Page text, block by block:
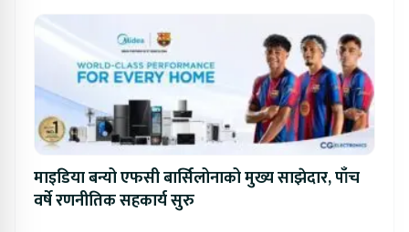
माइडिया बन्यो एफसी बार्सिलोनाको मुख्य साझेदार, पाँच
वर्षे रणनीतिक सहकार्य सुरु